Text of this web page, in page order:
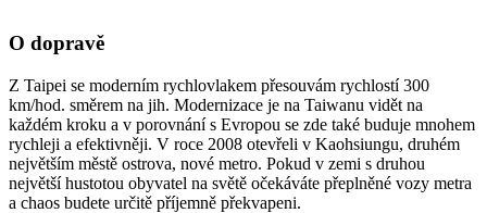
O dopravě
Z Taipei se moderním rychlovlakem přesouvám rychlostí 300
km/hod. směrem na jih. Modernizace je na Taiwanu vidět na
každém kroku a v porovnání s Evropou se zde také buduje mnohem
rychleji a efektivněji. V roce 2008 otevřeli v Kaohsiungu, druhém
největším městě ostrova, nové metro. Pokud v zemi s druhou
největší hustotou obyvatel na světě očekáváte přeplněné vozy metra
a chaos budete určitě příjemně překvapeni.